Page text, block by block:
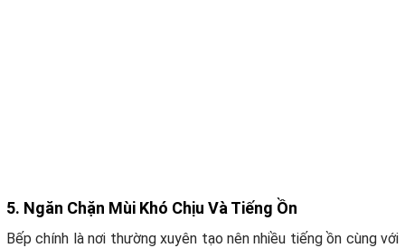
5. Ngăn Chặn Mùi Khó Chịu Và Tiếng Ồn
Bếp chính là nơi thường xuyên tạo nên nhiều tiếng ồn cùng với